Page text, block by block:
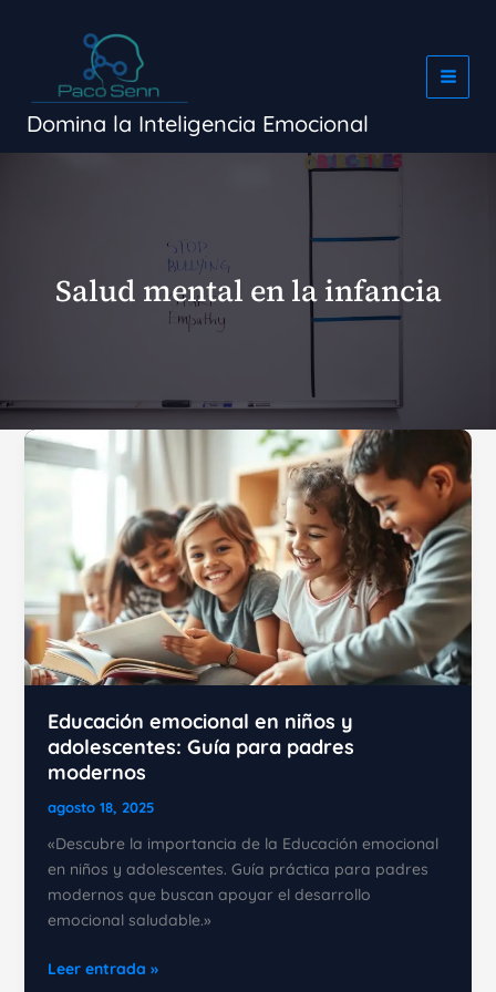
Domina la Inteligencia Emocional
Salud mental en la infancia
Educación emocional en niños y
adolescentes: Guía para padres
modernos
agosto 18, 2025
«Descubre la importancia de la Educación emocional
en niños y adolescentes. Guía práctica para padres
modernos que buscan apoyar el desarrollo
emocional saludable.»
Educación
Leer entrada »